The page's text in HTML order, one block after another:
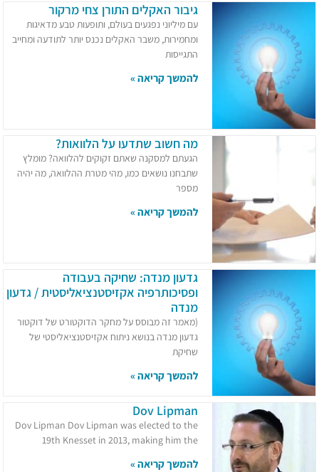
גיבור האקלים התורן צחי מרקור
עם מיליוני נפגעים בעולם, ותופעות טבע מדאיגות
ומחמירות, משבר האקלים נכנס יותר לתודעה ומחייב
התגייסות
להמשך קריאה »
מה חשוב שתדעו על הלוואות?
הגעתם למסקנה שאתם זקוקים להלוואה? מומלץ
שתבחנו נושאים כמו, מהי מטרת ההלוואה, מה יהיה
מספר
להמשך קריאה »
גדעון מנדה: שחיקה בעבודה
ופסיכותרפיה אקזיסטנציאליסטית / גדעון
מנדה
(מאמר זה מבוסס על מחקר הדוקטורט של דוקטור
גדעון מנדה בנושא ניתוח אקזיסטנציאליסטי של
שחיקת
להמשך קריאה »
Dov Lipman
Dov Lipman Dov Lipman was elected to the
19th Knesset in 2013, making him the
להמשך קריאה »